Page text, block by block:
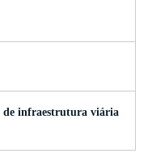
infraestrutura viária